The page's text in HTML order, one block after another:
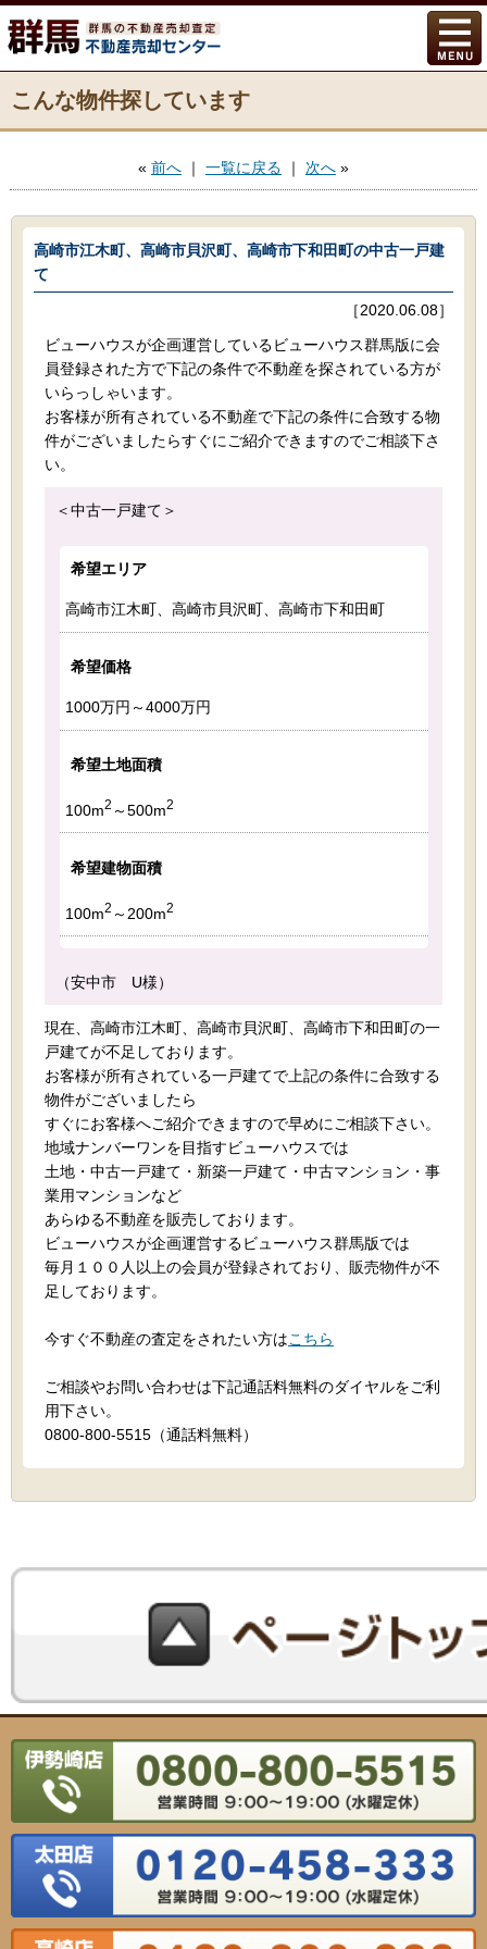
こんな物件探しています
« 前へ ｜ 一覧に戻る ｜ 次へ »
高崎市江木町、高崎市貝沢町、高崎市下和田町の中古一戸建
て
［2020.06.08］
ビューハウスが企画運営しているビューハウス群馬版に会
員登録された方で下記の条件で不動産を探されている方が
いらっしゃいます。
お客様が所有されている不動産で下記の条件に合致する物
件がございましたらすぐにご紹介できますのでご相談下さ
い。
＜中古一戸建て＞
希望エリア
高崎市江木町、高崎市貝沢町、高崎市下和田町
希望価格
1000万円～4000万円
希望土地面積
100m2 ～500m2
希望建物面積
100m2 ～200m2
（安中市 U様）
現在、高崎市江木町、高崎市貝沢町、高崎市下和田町の一
戸建てが不足しております。
お客様が所有されている一戸建てで上記の条件に合致する
物件がございましたら
すぐにお客様へご紹介できますので早めにご相談下さい。
地域ナンバーワンを目指すビューハウスでは
土地・中古一戸建て・新築一戸建て・中古マンション・事
業用マンションなど
あらゆる不動産を販売しております。
ビューハウスが企画運営するビューハウス群馬版では
毎月１００人以上の会員が登録されており、販売物件が不
足しております。
今すぐ不動産の査定をされたい方はこちら
ご相談やお問い合わせは下記通話料無料のダイヤルをご利
用下さい。
0800-800-5515（通話料無料）